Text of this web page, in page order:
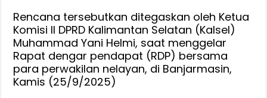
Tanyakan
Kebijakan
Regulasi
Alat
Tangkap
Rencana tersebutkan ditegaskan oleh Ketua
Komisi II DPRD Kalimantan Selatan (Kalsel)
Muhammad Yani Helmi, saat menggelar
Rapat dengar pendapat (RDP) bersama
para perwakilan nelayan, di Banjarmasin,
Kamis (25/9/2025)